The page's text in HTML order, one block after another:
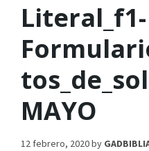
Literal_f1-
MAYO
12 febrero, 2020by